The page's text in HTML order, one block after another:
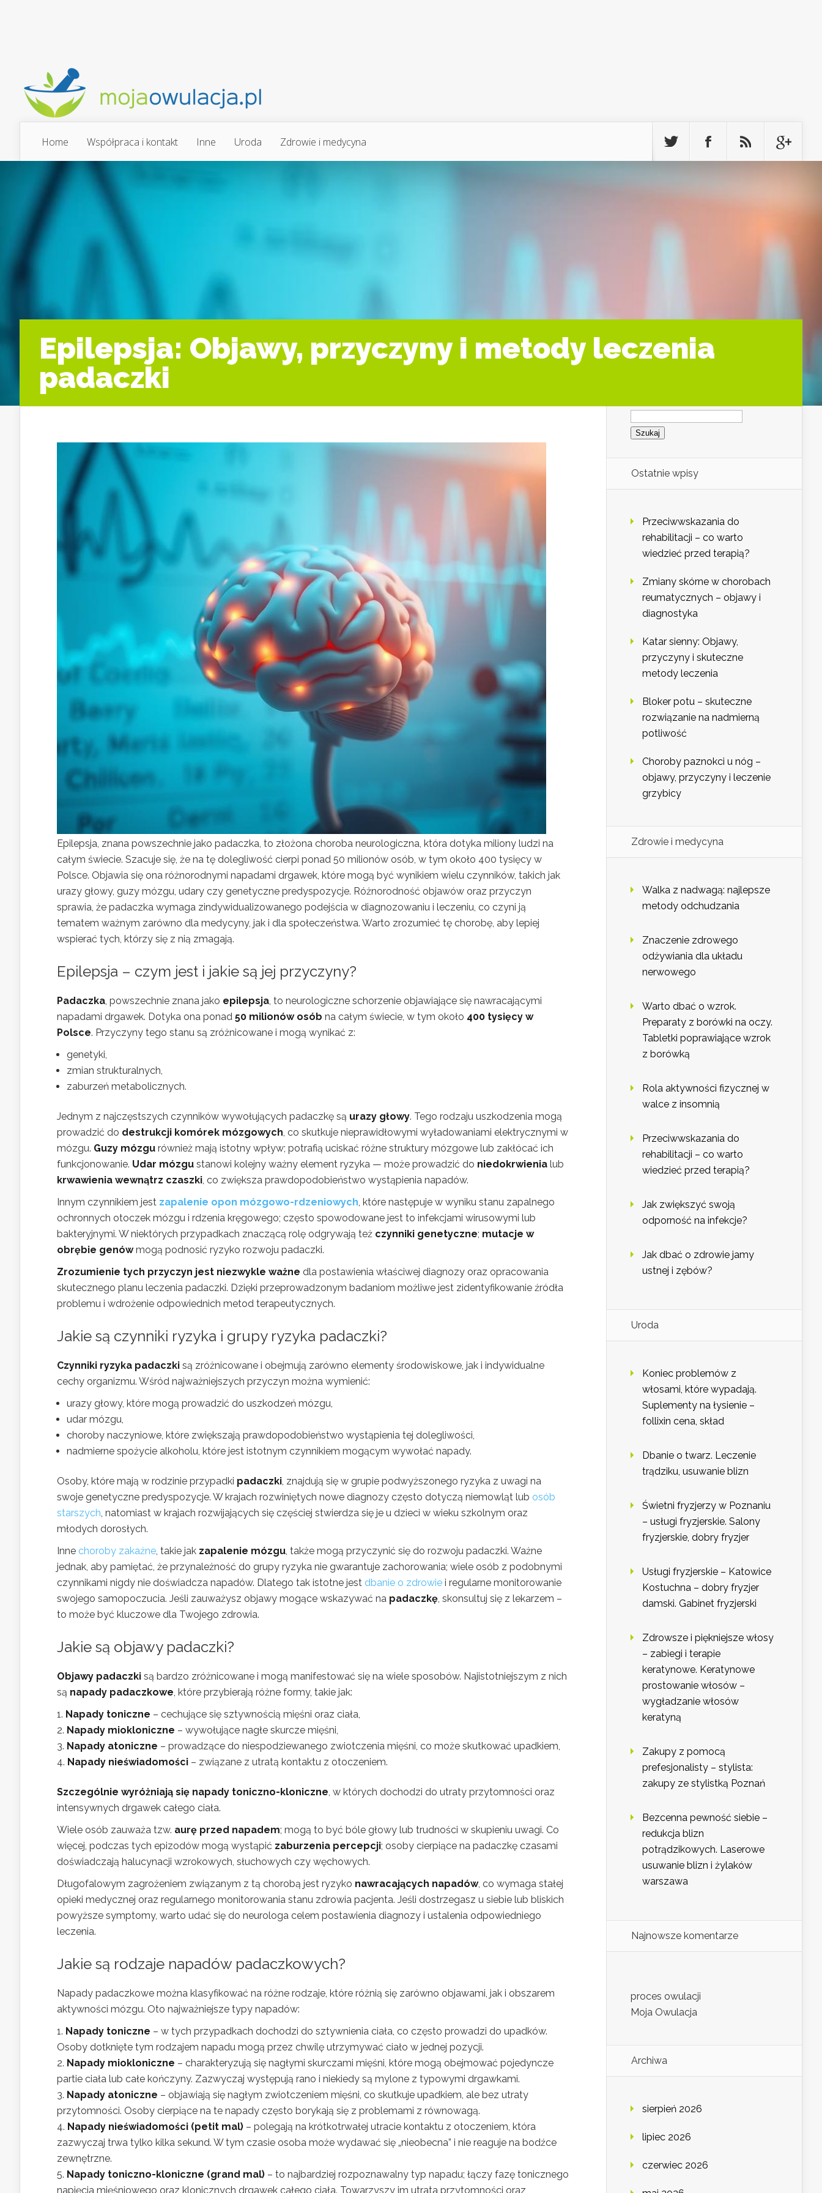
Home Współpraca i kontakt Inne Uroda Zdrowie i medycyna
Epilepsja: Objawy, przyczyny i metody leczenia
padaczki
Epilepsja, znana powszechnie jako padaczka, to złożona choroba neurologiczna, która dotyka miliony ludzi na
całym świecie. Szacuje się, że na tę dolegliwość cierpi ponad 50 milionów osób, w tym około 400 tysięcy w
Polsce. Objawia się ona różnorodnymi napadami drgawek, które mogą być wynikiem wielu czynników, takich jak
urazy głowy, guzy mózgu, udary czy genetyczne predyspozycje. Różnorodność objawów oraz przyczyn
sprawia, że padaczka wymaga zindywidualizowanego podejścia w diagnozowaniu i leczeniu, co czyni ją
tematem ważnym zarówno dla medycyny, jak i dla społeczeństwa. Warto zrozumieć tę chorobę, aby lepiej
wspierać tych, którzy się z nią zmagają.
Epilepsja – czym jest i jakie są jej przyczyny?
Padaczka, powszechnie znana jako epilepsja, to neurologiczne schorzenie objawiające się nawracającymi
napadami drgawek. Dotyka ona ponad 50 milionów osób na całym świecie, w tym około 400 tysięcy w
Polsce. Przyczyny tego stanu są zróżnicowane i mogą wynikać z:
genetyki,
zmian strukturalnych,
zaburzeń metabolicznych.
Jednym z najczęstszych czynników wywołujących padaczkę są urazy głowy. Tego rodzaju uszkodzenia mogą
prowadzić do destrukcji komórek mózgowych, co skutkuje nieprawidłowymi wyładowaniami elektrycznymi w
mózgu. Guzy mózgu również mają istotny wpływ; potrafią uciskać różne struktury mózgowe lub zakłócać ich
funkcjonowanie. Udar mózgu stanowi kolejny ważny element ryzyka — może prowadzić do niedokrwienia lub
krwawienia wewnątrz czaszki, co zwiększa prawdopodobieństwo wystąpienia napadów.
Innym czynnikiem jest zapalenie opon mózgowo-rdzeniowych, które następuje w wyniku stanu zapalnego
ochronnych otoczek mózgu i rdzenia kręgowego; często spowodowane jest to infekcjami wirusowymi lub
bakteryjnymi. W niektórych przypadkach znaczącą rolę odgrywają też czynniki genetyczne; mutacje w
obrębie genówmogą podnosić ryzyko rozwoju padaczki.
Zrozumienie tych przyczyn jest niezwykle ważne dla postawienia właściwej diagnozy oraz opracowania
skutecznego planu leczenia padaczki. Dzięki przeprowadzonym badaniom możliwe jest zidentyfikowanie źródła
problemu i wdrożenie odpowiednich metod terapeutycznych.
Jakie są czynniki ryzyka i grupy ryzyka padaczki?
Czynniki ryzyka padaczki są zróżnicowane i obejmują zarówno elementy środowiskowe, jak i indywidualne
cechy organizmu. Wśród najważniejszych przyczyn można wymienić:
urazy głowy, które mogą prowadzić do uszkodzeń mózgu,
udar mózgu,
choroby naczyniowe, które zwiększają prawdopodobieństwo wystąpienia tej dolegliwości,
nadmierne spożycie alkoholu, które jest istotnym czynnikiem mogącym wywołać napady.
Osoby, które mają w rodzinie przypadki padaczki, znajdują się w grupie podwyższonego ryzyka z uwagi na
swoje genetyczne predyspozycje. W krajach rozwiniętych nowe diagnozy często dotyczą niemowląt lub osób
starszych, natomiast w krajach rozwijających się częściej stwierdza się je u dzieci w wieku szkolnym oraz
młodych dorosłych.
Inne choroby zakaźne, takie jak zapalenie mózgu, także mogą przyczynić się do rozwoju padaczki. Ważne
jednak, aby pamiętać, że przynależność do grupy ryzyka nie gwarantuje zachorowania; wiele osób z podobnymi
czynnikami nigdy nie doświadcza napadów. Dlatego tak istotne jest dbanie o zdrowie i regularne monitorowanie
swojego samopoczucia. Jeśli zauważysz objawy mogące wskazywać na padaczkę, skonsultuj się z lekarzem –
to może być kluczowe dla Twojego zdrowia.
Jakie są objawy padaczki?
Objawy padaczki są bardzo zróżnicowane i mogą manifestować się na wiele sposobów. Najistotniejszym z nich
są napady padaczkowe, które przybierają różne formy, takie jak:
Napady toniczne – cechujące się sztywnością mięśni oraz ciała,
Napady miokloniczne – wywołujące nagłe skurcze mięśni,
Napady atoniczne – prowadzące do niespodziewanego zwiotczenia mięśni, co może skutkować upadkiem,
Napady nieświadomości – związane z utratą kontaktu z otoczeniem.
Szczególnie wyróżniają się napady toniczno-kloniczne, w których dochodzi do utraty przytomności oraz
intensywnych drgawek całego ciała.
Wiele osób zauważa tzw. aurę przed napadem; mogą to być bóle głowy lub trudności w skupieniu uwagi. Co
więcej, podczas tych epizodów mogą wystąpić zaburzenia percepcji; osoby cierpiące na padaczkę czasami
doświadczają halucynacji wzrokowych, słuchowych czy węchowych.
Długofalowym zagrożeniem związanym z tą chorobą jest ryzyko nawracających napadów, co wymaga stałej
opieki medycznej oraz regularnego monitorowania stanu zdrowia pacjenta. Jeśli dostrzegasz u siebie lub bliskich
powyższe symptomy, warto udać się do neurologa celem postawienia diagnozy i ustalenia odpowiedniego
leczenia.
Jakie są rodzaje napadów padaczkowych?
Napady padaczkowe można klasyfikować na różne rodzaje, które różnią się zarówno objawami, jak i obszarem
aktywności mózgu. Oto najważniejsze typy napadów:
Napady toniczne – w tych przypadkach dochodzi do sztywnienia ciała, co często prowadzi do upadków.
Osoby dotknięte tym rodzajem napadu mogą przez chwilę utrzymywać ciało w jednej pozycji.
Napady miokloniczne – charakteryzują się nagłymi skurczami mięśni, które mogą obejmować pojedyncze
partie ciała lub całe kończyny. Zazwyczaj występują rano i niekiedy są mylone z typowymi drgawkami.
Napady atoniczne – objawiają się nagłym zwiotczeniem mięśni, co skutkuje upadkiem, ale bez utraty
przytomności. Osoby cierpiące na te napady często borykają się z problemami z równowagą.
Napady nieświadomości (petit mal) – polegają na krótkotrwałej utracie kontaktu z otoczeniem, która
zazwyczaj trwa tylko kilka sekund. W tym czasie osoba może wydawać się „nieobecna” i nie reaguje na bodźce
zewnętrzne.
Napady toniczno-kloniczne (grand mal) – to najbardziej rozpoznawalny typ napadu; łączy fazę tonicznego
napięcia mięśniowego oraz klonicznych drgawek całego ciała. Towarzyszy im utrata przytomności oraz
Szukaj:
Ostatnie wpisy
Przeciwwskazania do
rehabilitacji – co warto
wiedzieć przed terapią?
Zmiany skórne w chorobach
reumatycznych – objawy i
diagnostyka
Katar sienny: Objawy,
przyczyny i skuteczne
metody leczenia
Bloker potu – skuteczne
rozwiązanie na nadmierną
potliwość
Choroby paznokci u nóg –
objawy, przyczyny i leczenie
grzybicy
Zdrowie i medycyna
Walka z nadwagą: najlepsze
metody odchudzania
Znaczenie zdrowego
odżywiania dla układu
nerwowego
Warto dbać o wzrok.
Preparaty z borówki na oczy.
Tabletki poprawiające wzrok
z borówką
Rola aktywności fizycznej w
walce z insomnią
Przeciwwskazania do
rehabilitacji – co warto
wiedzieć przed terapią?
Jak zwiększyć swoją
odporność na infekcje?
Jak dbać o zdrowie jamy
ustnej i zębów?
Uroda
Koniec problemów z
włosami, które wypadają.
Suplementy na łysienie –
follixin cena, skład
Dbanie o twarz. Leczenie
trądziku, usuwanie blizn
Świetni fryzjerzy w Poznaniu
– usługi fryzjerskie. Salony
fryzjerskie, dobry fryzjer
Usługi fryzjerskie – Katowice
Kostuchna – dobry fryzjer
damski. Gabinet fryzjerski
Zdrowsze i piękniejsze włosy
– zabiegi i terapie
keratynowe. Keratynowe
prostowanie włosów –
wygładzanie włosów
keratyną
Zakupy z pomocą
prefesjonalisty – stylista:
zakupy ze stylistką Poznań
Bezcenna pewność siebie –
redukcja blizn
potrądzikowych. Laserowe
usuwanie blizn i żylaków
warszawa
Najnowsze komentarze
proces owulacji
Moja Owulacja
Archiwa
sierpień 2026
lipiec 2026
czerwiec 2026